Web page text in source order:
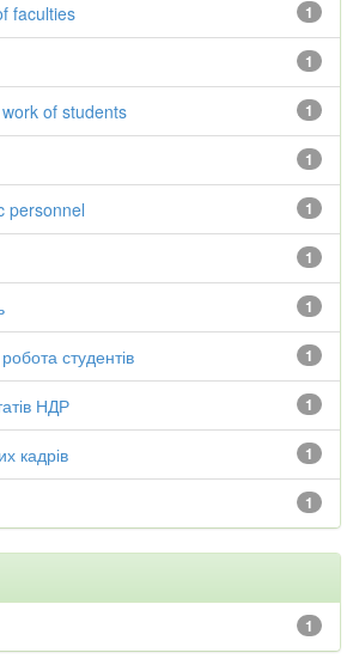
1
faculties
1
1
of students
1
1
personnel
1
1
1
студентів
1
НДР
1
кадрів
1
1